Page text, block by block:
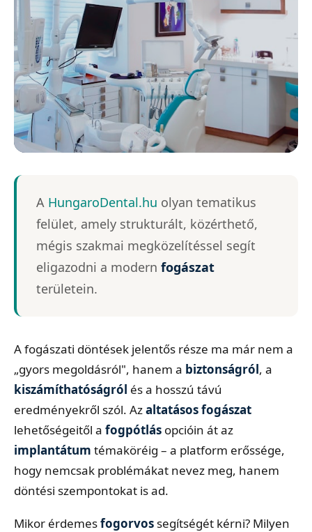
HungaroDental.hu
Páciensközpontú megoldások • Altatásos
fogászat • Implantátum
A HungaroDental.hu olyan tematikus
felület, amely strukturált, közérthető,
mégis szakmai megközelítéssel segít
eligazodni a modern fogászat
területein.
A fogászati döntések jelentős része ma már nem a
„gyors megoldásról", hanem a biztonságról, a
kiszámíthatóságról és a hosszú távú
eredményekről szól. Azaltatásos fogászat
lehetőségeitől a fogpótlás opcióin át az
implantátum témaköréig – a platform erőssége,
hogy nemcsak problémákat nevez meg, hanem
döntési szempontokat is ad.
Mikor érdemesfogorvos segítségét kérni? Milyen